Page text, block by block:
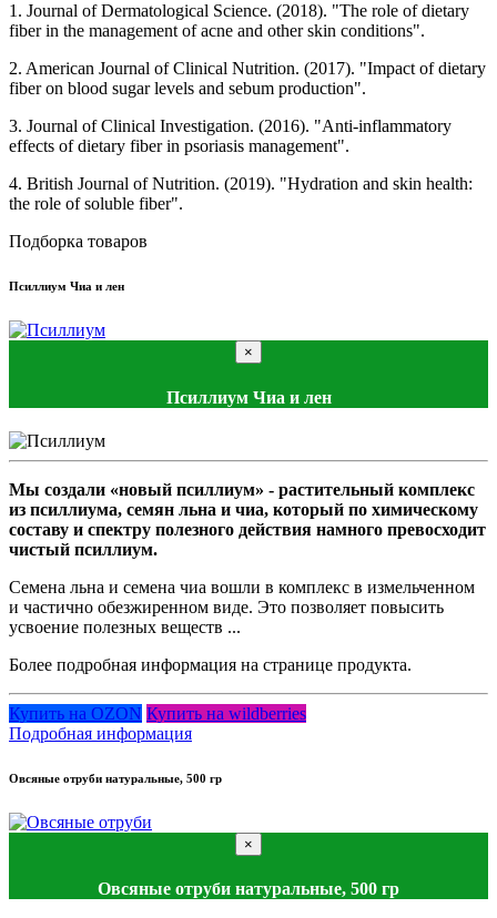
1. Journal of Dermatological Science. (2018). "The role of dietary
fiber in the management of acne and other skin conditions".
2. American Journal of Clinical Nutrition. (2017). "Impact of dietary
fiber on blood sugar levels and sebum production".
3. Journal of Clinical Investigation. (2016). "Anti-inflammatory
effects of dietary fiber in psoriasis management".
4. British Journal of Nutrition. (2019). "Hydration and skin health:
the role of soluble fiber".
Подборка товаров
Псиллиум Чиа и лен
×
Псиллиум Чиа и лен
Мы создали «новый псиллиум» - растительный комплекс
из псиллиума, семян льна и чиа, который по химическому
составу и спектру полезного действия намного превосходит
чистый псиллиум.
Семена льна и семена чиа вошли в комплекс в измельченном
и частично обезжиренном виде. Это позволяет повысить
усвоение полезных веществ ...
Более подробная информация на странице продукта.
Купить на OZON Купить на wildberries
Подробная информация
Овсяные отруби натуральные, 500 гр
×
Овсяные отруби натуральные, 500 гр